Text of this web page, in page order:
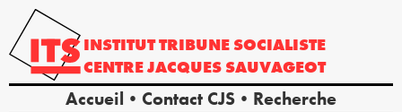
INSTITUTTRIBUNE SOCIALISTE
CENTREJACQUES SAUVAGEOT
Accueil Contact CJS Recherche